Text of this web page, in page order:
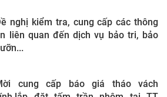
nghị kiểm tra, cung cấp các thông
liên quan đến dịch vụ bảo tri, bảo
cung cấp báo giá tháo vách